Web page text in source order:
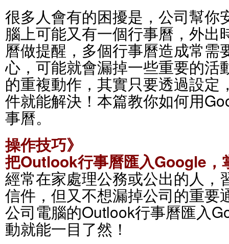
很多人會有的困擾是，公司幫你
腦上可能又有一個行事曆，外出
曆做提醒，多個行事曆造成常需
心，可能就會漏掉一些重要的活
的重複動作，其實只要透過設定
件就能解決！本篇教你如何用
事曆。
操作技巧》
把Outlook行事曆匯入Google，
經常在家處理公務或公出的人，
信件，但又不想漏掉公司的重要
公司電腦的Outlook行事曆匯入
動就能一目了然！